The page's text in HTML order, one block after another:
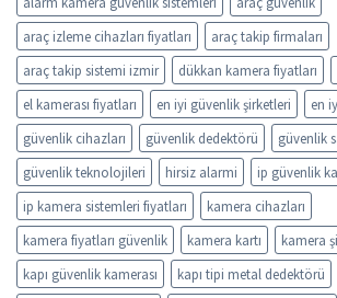
araç izleme cihazları fiyatları
araç takip firmaları
araç takip sistemi izmir
dükkan kamera fiyatları
el kamerası fiyatları
en iyi güvenlik şirketleri
en
güvenlik cihazları
güvenlik dedektörü
güvenlik
güvenlik teknolojileri
hirsiz alarmi
ip güvenlik
ip kamera sistemleri fiyatları
kamera cihazları
kamera fiyatları güvenlik
kamera kartı
kamera
kapı güvenlik kamerası
kapı tipi metal dedektörü